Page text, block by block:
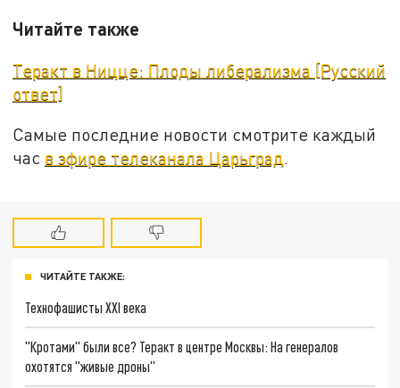
Читайте также
Теракт в Ницце: Плоды либерализма [Русский
ответ]
Самые последние новости смотрите каждый
час в эфире телеканала Царьград
ЧИТАЙТЕ ТАКЖЕ:
Технофашисты XXI века
"Кротами" были все? Теракт в центре Москвы: На генералов
охотятся "живые дроны"